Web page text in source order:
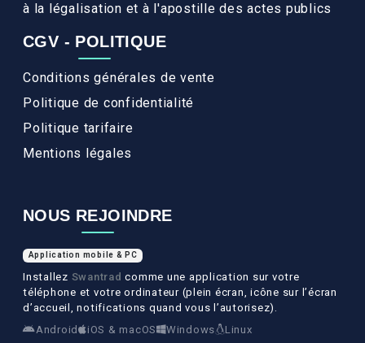
à la légalisation et à l'apostille des actes publics
CGV - POLITIQUE
Conditions générales de vente
Politique de confidentialité
Politique tarifaire
Mentions légales
NOUS REJOINDRE
Application mobile & PC
Installez Swantrad comme une application sur votre
téléphone et votre ordinateur (plein écran, icône sur l’écran
d’accueil, notifications quand vous l’autorisez).
Android
iOS & macOS Windows Linux